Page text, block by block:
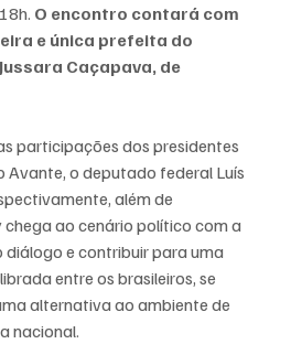
O encontro contará com
e única prefeita do
Caçapava, de
participações dos presidentes
Avante, o deputado federal Luís
além de
chega ao cenário político com a
e contribuir para uma
entre os brasileiros, se
alternativa ao ambiente de
nacional.